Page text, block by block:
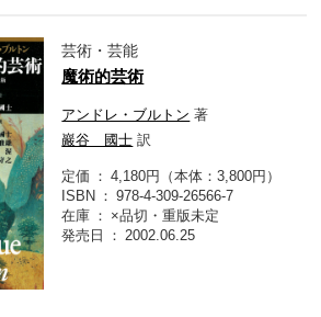
芸術・芸能
魔術的芸術
アンドレ・ブルトン 著
巖谷 國士 訳
定価
4,180円（本体：3,800円）
ISBN
978-4-309-26566-7
在庫
×品切・重版未定
発売日
2002.06.25